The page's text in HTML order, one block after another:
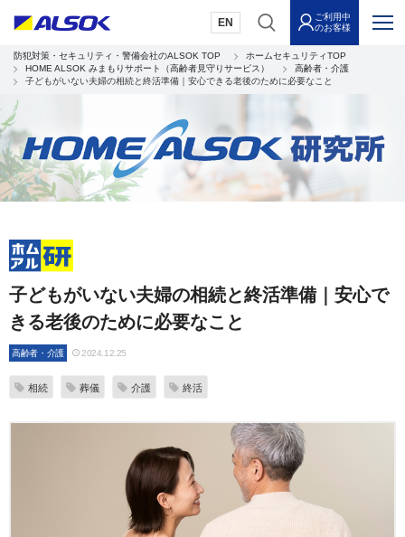
EN
ご利用中
のお客様
防犯対策・セキュリティ・警備会社のALSOK TOP
ホームセキュリティTOP
HOME ALSOK みまもりサポート（高齢者見守りサービス）
高齢者・介護
子どもがいない夫婦の相続と終活準備｜安心できる老後のために必要なこと
子どもがいない夫婦の相続と終活準備｜安心で
きる老後のために必要なこと
高齢者・介護 2024.12.25
相続 葬儀 介護 終活